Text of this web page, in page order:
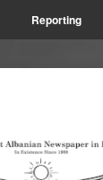
Reporting